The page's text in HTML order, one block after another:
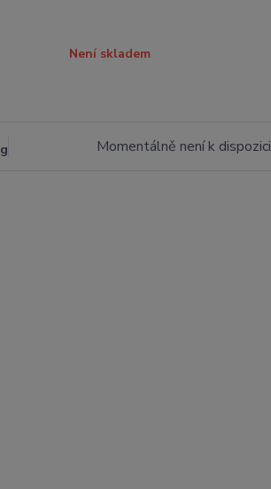
Není skladem
Momentálně není k dispozici